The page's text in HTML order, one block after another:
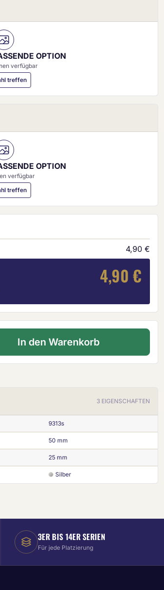
OPTION
verfügbar
treffen
OPTION
verfügbar
treffen
4,90 €
4,90 €
Wert ein oder
In den Warenkorb
3 EIGENSCHAFTEN
9313s
50 mm
25 mm
Silber
3ER BIS 14ER SERIEN
Für jede Platzierung